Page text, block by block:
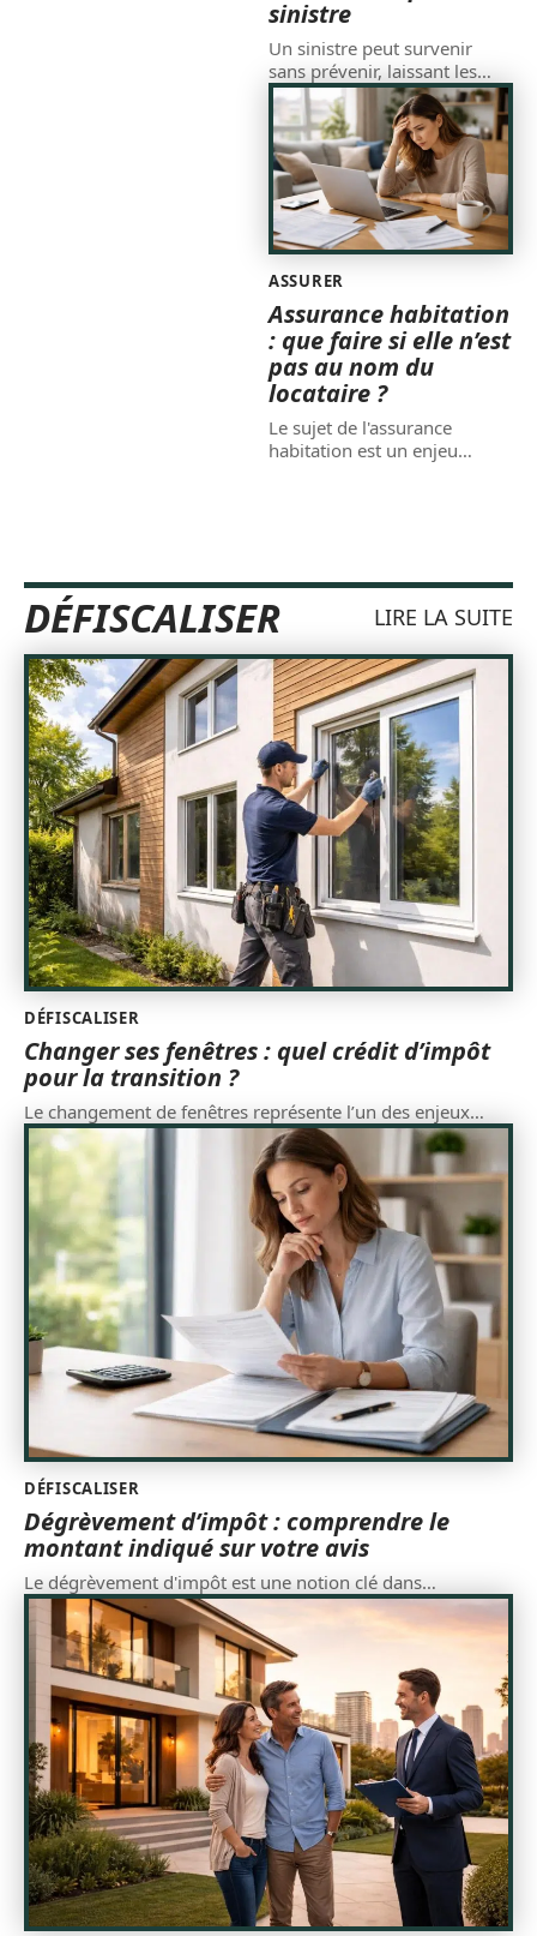
sinistre
Un sinistre peut survenir
sans prévenir, laissant les…
ASSURER
Assurance habitation
: que faire si elle n’est
pas au nom du
locataire ?
Le sujet de l'assurance
habitation est un enjeu…
DÉFISCALISER LIRE LA SUITE
DÉFISCALISER
Changer ses fenêtres : quel crédit d’impôt
pour la transition ?
Le changement de fenêtres représente l’un des enjeux…
DÉFISCALISER
Dégrèvement d’impôt : comprendre le
montant indiqué sur votre avis
Le dégrèvement d'impôt est une notion clé dans…